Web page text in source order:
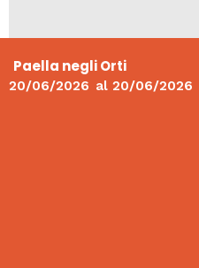
Paella negli Orti
20/06/2026 al 20/06/2026